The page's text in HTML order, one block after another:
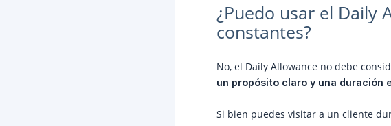
¿Puedo usar el Daily
constantes?
No, el Daily Allowance no debe
un propósito claro y una duración
Si bien puedes visitar a un cliente